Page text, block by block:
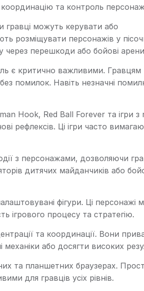
координацію та контроль
гравці можуть керувати або
розміщувати персонажів у
через перешкоди або бойові
є критично важливими.
помилок. Навіть незначні
Hook, Red Ball Forever та
рефлексів. Ці ігри часто
з персонажами, дозволяючи
дитячих майданчиків або
фігури. Ці персонажі
ігрового процесу та стратегію.
та координації. Вони
або досягти високих
та планшетних браузерах.
для гравців усіх рівнів.